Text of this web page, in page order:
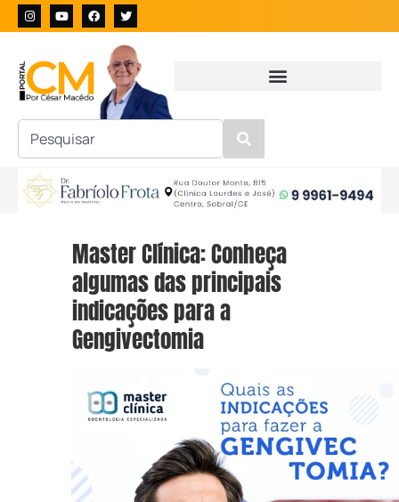
Master Clínica: Conheça
algumas das principais
indicações para a
Gengivectomia